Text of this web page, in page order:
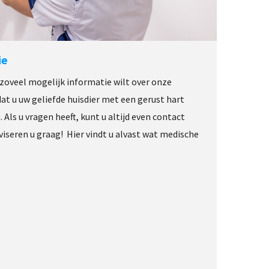
mogelijk informatie wilt over onze
u uw geliefde huisdier met een gerust hart
u vragen heeft, kunt u altijd even contact
u graag! Hier vindt u alvast wat medische